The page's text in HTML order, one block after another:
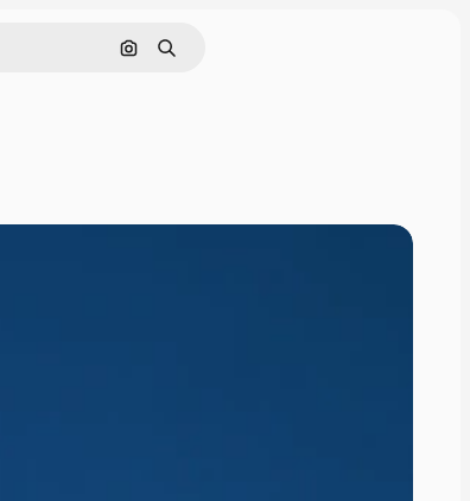
Nach Bild suchen
Suchen